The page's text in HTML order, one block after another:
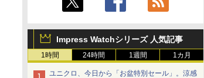
Impress Watchシリーズ 人気記事
1時間 24時間 1週間 1カ月
ユニクロ、今日から「お盆特別セール」。涼感